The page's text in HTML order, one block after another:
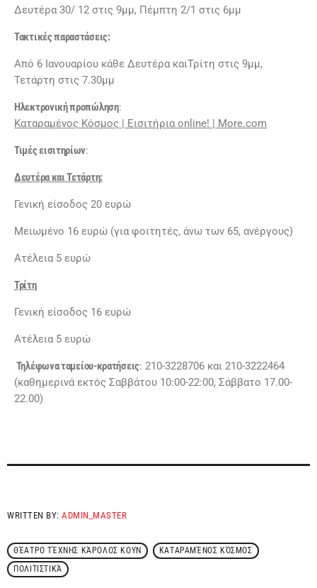
Δευτέρα 30/ 12 στις 9μμ, Πέμπτη 2/1 στις 6μμ
Τακτικές παραστάσεις:
Από 6 Ιανουαρίου κάθε Δευτέρα καιΤρίτη στις 9μμ,
Τετάρτη στις 7.30μμ
Ηλεκτρονική προπώληση:
Καταραμένος Κόσμος | Εισιτήριαonline! | More.com
Τιμές εισιτηρίων:
Δευτέρα και Τετάρτη:
Γενική είσοδος 20 ευρώ
Μειωμένο 16 ευρώ (για φοιτητές, άνω των 65, ανέργους)
Ατέλεια 5 ευρώ
Τρίτη
Γενική είσοδος 16 ευρώ
Ατέλεια 5 ευρώ
Τηλέφωνα ταμείου-κρατήσεις: 210-3228706 και 210-3222464
(καθημερινά εκτός Σαββάτου 10:00-22:00, Σάββατο 17.00-
22.00)
WRITTEN BY:ADMIN_MASTER
ΘΈΑΤΡΟ ΤΈΧΝΗΣ ΚΆΡΟΛΟΣ ΚΟΥΝ
ΚΑΤΑΡΑΜΈΝΟΣ ΚΌΣΜΟΣ
ΠΟΛΙΤΙΣΤΙΚΆ